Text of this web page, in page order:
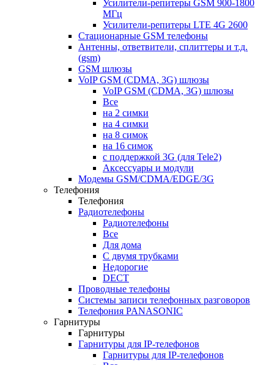
Усилители-репитеры GSM 900-1800
МГц
Усилители-репитеры LTE 4G 2600
Стационарные GSM телефоны
Антенны, ответвители, сплиттеры и т.д.
(gsm)
GSM шлюзы
VoIP GSM (CDMA, 3G) шлюзы
VoIP GSM (CDMA, 3G) шлюзы
Все
на 2 симки
на 4 симки
на 8 симок
на 16 симок
с поддержкой 3G (для Tele2)
Аксессуары и модули
Модемы GSM/CDMA/EDGE/3G
Телефония
Телефония
Радиотелефоны
Радиотелефоны
Все
Для дома
С двумя трубками
Недорогие
DECT
Проводные телефоны
Системы записи телефонных разговоров
Телефония PANASONIC
Гарнитуры
Гарнитуры
Гарнитуры для IP-телефонов
Гарнитуры для IP-телефонов